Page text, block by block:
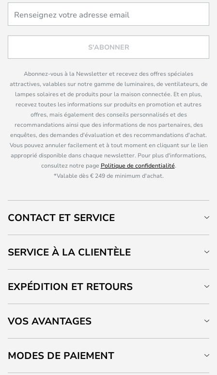
S'ABONNER
Abonnez-vous à la Newsletter et recevez des offres spéciales
attractives, valables sur notre gamme de luminaires, de ventilateurs, de
lampes solaires et de produits pour la maison connectée. Et en plus,
recevez toutes les informations sur produits en promotion et autres
offres, mais également des conseils personnalisés et des
recommandations ainsi que des informations de nos partenaires, des
enquêtes, des demandes d'évaluation et des recommandations d'achat.
Vous pouvez annuler facilement et à tout moment en cliquant sur le lien
approprié disponible dans chaque newsletter. Pour plus d'informations,
consultez notre page Politique de confidentialité.
*Valable dès € 249 de minimum d'achat.
CONTACT ET SERVICE
SERVICE À LA CLIENTÈLE
EXPÉDITION ET RETOURS
VOS AVANTAGES
MODES DE PAIEMENT